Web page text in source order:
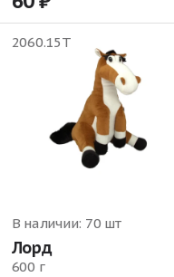
2060.15Т
В наличии: 70 шт
Лорд
600 г